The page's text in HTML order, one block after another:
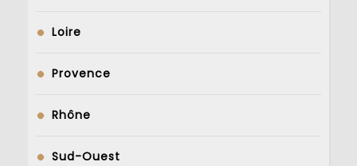
Loire
Provence
Rhône
Sud-Ouest